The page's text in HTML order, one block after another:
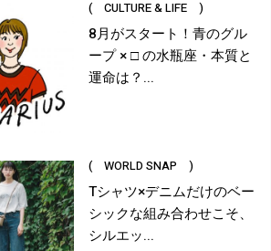
( CULTURE & LIFE )
8月がスタート！青のグル
ープ × □ の水瓶座・本質と
運命は？...
( WORLD SNAP )
Tシャツ×デニムだけのベー
シックな組み合わせこそ、
シルエッ...